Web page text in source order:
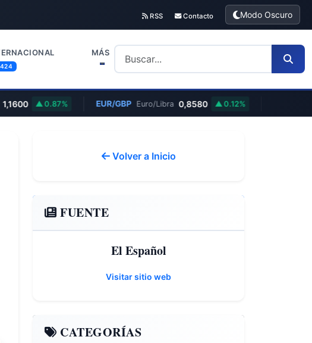
RSS Contacto Modo Oscuro
MÁS
0.87% EUR/GBP Euro/Libra 0,8580 0.12%
Volver a Inicio
FUENTE
El Español
Visitar sitio web
CATEGORÍAS